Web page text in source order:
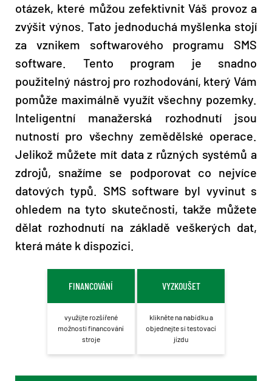
otázek, které můžou zefektivnit Váš provoz a
zvýšit výnos. Tato jednoduchá myšlenka stojí
za vznikem softwarového programu SMS
software. Tento program je snadno
použitelný nástroj pro rozhodování, který Vám
pomůže maximálně využít všechny pozemky.
Inteligentní manažerská rozhodnutí jsou
nutností pro všechny zemědělské operace.
Jelikož můžete mít data z různých systémů a
zdrojů, snažíme se podporovat co nejvíce
datových typů. SMS software byl vyvinut s
ohledem na tyto skutečnosti, takže můžete
dělat rozhodnutí na základě veškerých dat,
která máte k dispozici.
FINANCOVÁNÍ
využijte rozšířené
možnosti financování
stroje
VYZKOUŠET
klikněte na nabídku a
objednejte si testovací
jízdu